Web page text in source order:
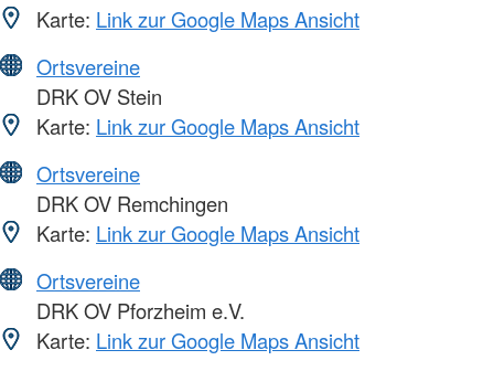
Karte: Link zur Google Maps Ansicht
Ortsvereine
DRK OV Stein
Karte: Link zur Google Maps Ansicht
Ortsvereine
DRK OV Remchingen
Karte: Link zur Google Maps Ansicht
Ortsvereine
DRK OV Pforzheim e.V.
Karte: Link zur Google Maps Ansicht